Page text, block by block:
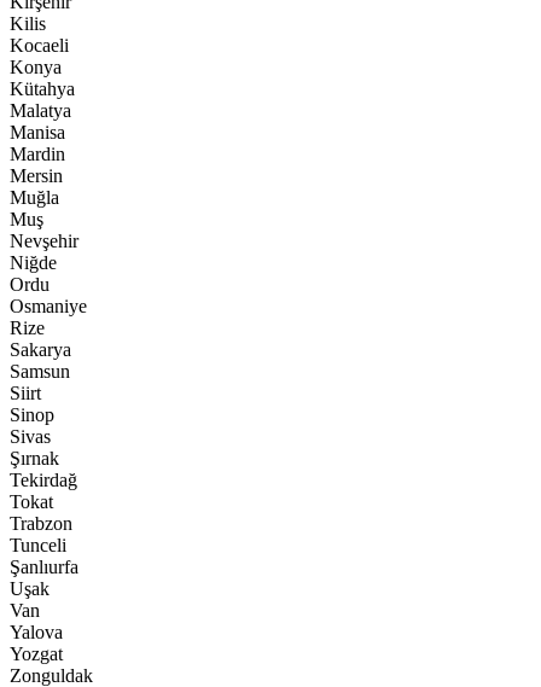
Kilis
Kocaeli
Konya
Kütahya
Malatya
Manisa
Mardin
Mersin
Muğla
Muş
Nevşehir
Niğde
Ordu
Osmaniye
Rize
Sakarya
Samsun
Siirt
Sinop
Sivas
Şırnak
Tekirdağ
Tokat
Trabzon
Tunceli
Şanlıurfa
Uşak
Van
Yalova
Yozgat
Zonguldak